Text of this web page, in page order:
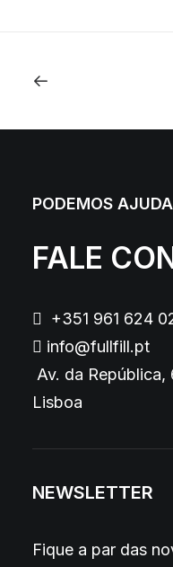
PODEMOS
FALE
+351 961 624
info@fullfill.pt
Av. da República,
Lisboa
NEWSLETTER
Fique a par das